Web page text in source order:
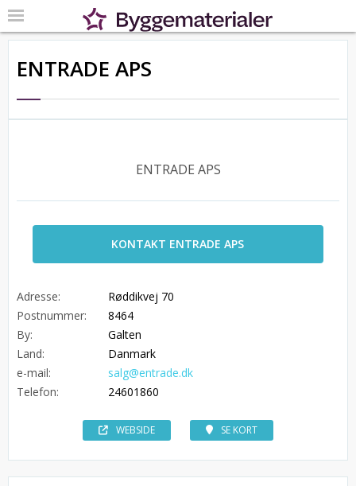
ENTRADE APS
ENTRADE APS
KONTAKT ENTRADE APS
Adresse:
Røddikvej 70
Postnummer:
8464
By:
Galten
Land:
Danmark
e-mail:
salg@entrade.dk
Telefon:
24601860
WEBSIDE SE KORT